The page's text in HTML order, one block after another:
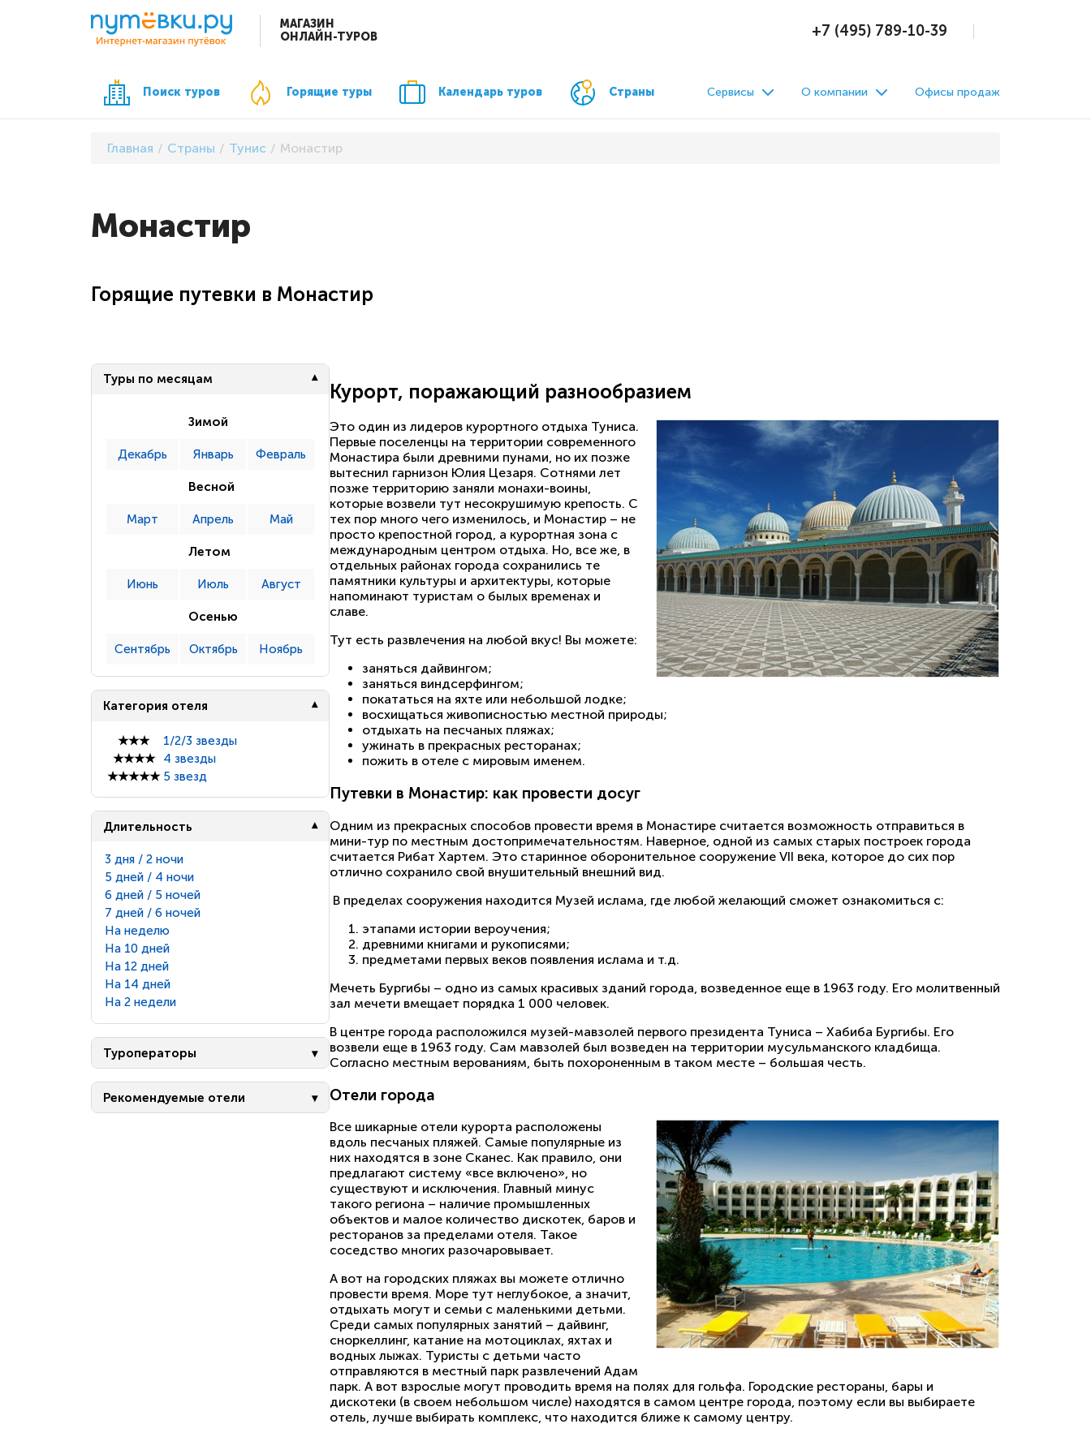
МАГАЗИН
ОНЛАЙН-ТУРОВ
+7 (495) 789-10-39
Поиск туров Горящие туры Календарь туров Страны Сервисы О компании Офисы продаж
Главная Страны Тунис Монастир
Монастир
Горящие путевки в Монастир
Туры по месяцам
Зимой
Декабрь Январь Февраль
Весной
Март Апрель Май
Летом
Июнь Июль Август
Осенью
Сентябрь Октябрь Ноябрь
Категория отеля
★★★
1/2/3 звезды
★★★★
4 звезды
★★★★★ 5 звезд
Длительность
3 дня / 2 ночи
5 дней / 4 ночи
6 дней / 5 ночей
7 дней / 6 ночей
На неделю
На 10 дней
На 12 дней
На 14 дней
На 2 недели
Туроператоры
Рекомендуемые отели
Курорт, поражающий разнообразием
Это один из лидеров курортного отдыха Туниса.
Первые поселенцы на территории современного
Монастира были древними пунами, но их позже
вытеснил гарнизон Юлия Цезаря. Сотнями лет
позже территорию заняли монахи-воины,
которые возвели тут несокрушимую крепость. С
тех пор много чего изменилось, и Монастир – не
просто крепостной город, а курортная зона с
международным центром отдыха. Но, все же, в
отдельных районах города сохранились те
памятники культуры и архитектуры, которые
напоминают туристам о былых временах и
славе.
Тут есть развлечения на любой вкус! Вы можете:
заняться дайвингом;
заняться виндсерфингом;
покататься на яхте или небольшой лодке;
восхищаться живописностью местной природы;
отдыхать на песчаных пляжах;
ужинать в прекрасных ресторанах;
пожить в отеле с мировым именем.
Путевки в Монастир: как провести досуг
Одним из прекрасных способов провести время в Монастире считается возможность отправиться в
мини-тур по местным достопримечательностям. Наверное, одной из самых старых построек города
считается Рибат Хартем. Это старинное оборонительное сооружение VII века, которое до сих пор
отлично сохранило свой внушительный внешний вид.
В пределах сооружения находится Музей ислама, где любой желающий сможет ознакомиться с:
этапами истории вероучения;
древними книгами и рукописями;
предметами первых веков появления ислама и т.д.
Мечеть Бургибы – одно из самых красивых зданий города, возведенное еще в 1963 году. Его молитвенный
зал мечети вмещает порядка 1 000 человек.
В центре города расположился музей-мавзолей первого президента Туниса – Хабиба Бургибы. Его
возвели еще в 1963 году. Сам мавзолей был возведен на территории мусульманского кладбища.
Согласно местным верованиям, быть похороненным в таком месте – большая честь.
Отели города
Все шикарные отели курорта расположены
вдоль песчаных пляжей. Самые популярные из
них находятся в зоне Сканес. Как правило, они
предлагают систему «все включено», но
существуют и исключения. Главный минус
такого региона – наличие промышленных
объектов и малое количество дискотек, баров и
ресторанов за пределами отеля. Такое
соседство многих разочаровывает.
А вот на городских пляжах вы можете отлично
провести время. Море тут неглубокое, а значит,
отдыхать могут и семьи с маленькими детьми.
Среди самых популярных занятий – дайвинг,
сноркеллинг, катание на мотоциклах, яхтах и
водных лыжах. Туристы с детьми часто
отправляются в местный парк развлечений Адам
парк. А вот взрослые могут проводить время на полях для гольфа. Городские рестораны, бары и
дискотеки (в своем небольшом числе) находятся в самом центре города, поэтому если вы выбираете
отель, лучше выбирать комплекс, что находится ближе к самому центру.